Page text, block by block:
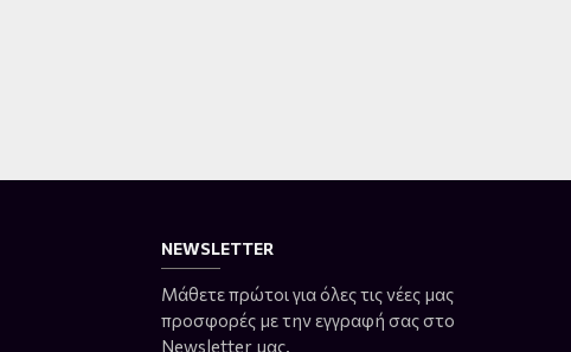
NEWSLETTER
Μάθετε πρώτοι για όλες τις νέες μας
προσφορές με την εγγραφή σας στο
Newsletter μας.